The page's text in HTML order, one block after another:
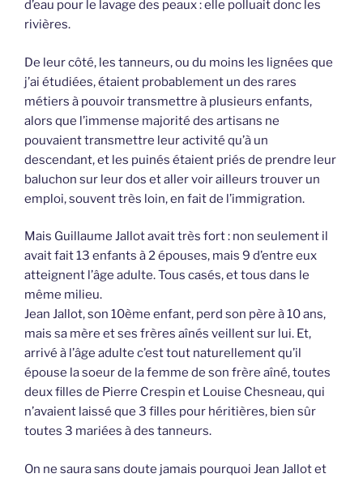
d’eau pour le lavage des peaux : elle polluait donc les
rivières.
De leur côté, les tanneurs, ou du moins les lignées que
j’ai étudiées, étaient probablement un des rares
métiers à pouvoir transmettre à plusieurs enfants,
alors que l’immense majorité des artisans ne
pouvaient transmettre leur activité qu’à un
descendant, et les puinés étaient priés de prendre leur
baluchon sur leur dos et aller voir ailleurs trouver un
emploi, souvent très loin, en fait de l’immigration.
Mais Guillaume Jallot avait très fort : non seulement il
avait fait 13 enfants à 2 épouses, mais 9 d’entre eux
atteignent l’âge adulte. Tous casés, et tous dans le
même milieu.
Jean Jallot, son 10ème enfant, perd son père à 10 ans,
mais sa mère et ses frères aînés veillent sur lui. Et,
arrivé à l’âge adulte c’est tout naturellement qu’il
épouse la soeur de la femme de son frère aîné, toutes
deux filles de Pierre Crespin et Louise Chesneau, qui
n’avaient laissé que 3 filles pour héritières, bien sûr
toutes 3 mariées à des tanneurs.
On ne saura sans doute jamais pourquoi Jean Jallot et